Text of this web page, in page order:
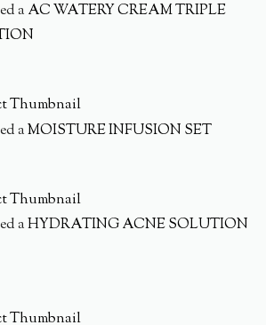
a AC WATERY CREAM TRIPLE
aMOISTURE INFUSION SET
aHYDRATING ACNE SOLUTION